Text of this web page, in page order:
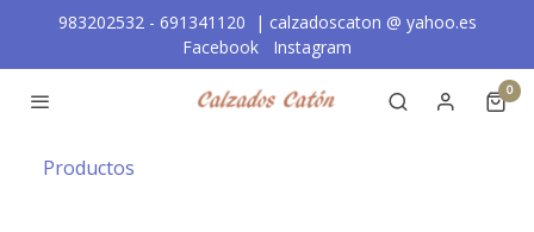
983202532 - 691341120 | calzadoscaton @ yahoo.es
Facebook
Instagram
0
Productos